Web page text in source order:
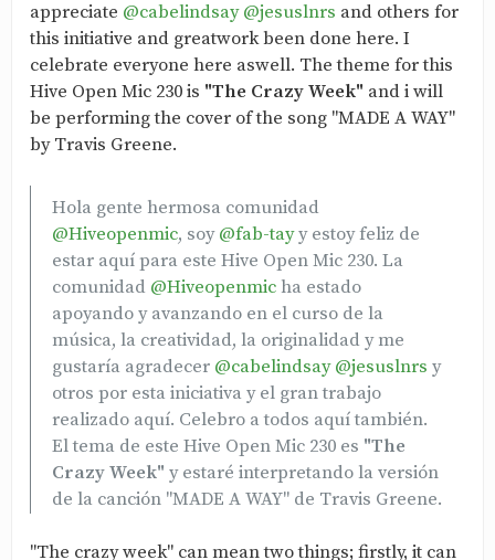
appreciate @cabelindsay @jesuslnrs and others for
this initiative and greatwork been done here. I
celebrate everyone here aswell. The theme for this
Hive Open Mic 230 is "The Crazy Week" and i will
be performing the cover of the song "MADE A WAY"
by Travis Greene.
Hola gente hermosa comunidad
@Hiveopenmic, soy@fab-tayy estoy feliz de
estar aquí para este Hive Open Mic 230. La
comunidad @Hiveopenmic ha estado
apoyando y avanzando en el curso de la
música, la creatividad, la originalidad y me
gustaría agradecer @cabelindsay @jesuslnrs y
otros por esta iniciativa y el gran trabajo
realizado aquí. Celebro a todos aquí también.
El tema de este Hive Open Mic 230 es "The
Crazy Week" y estaré interpretando la versión
de la canción "MADE A WAY" de Travis Greene.
"The crazy week" can mean two things; firstly, it can